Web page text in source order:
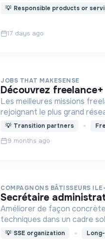
💡 Responsible products or
17 days ago
JOBS THAT MAKESENSE
découvrez
Les meilleures missions
rejoignant le plus grand
💡 Transition partners
9 months ago
COMPAGNONS BÂTISSEURS
secrétaire
Améliorer de façon
techniques dans un cadre
💡 SSE organization